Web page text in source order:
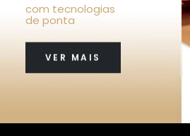
com tecnologias
de ponta
VER MAIS